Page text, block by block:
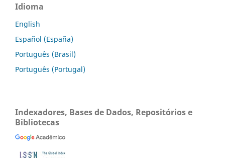
Idioma
English
Español (España)
Português (Brasil)
Português (Portugal)
Indexadores, Bases de Dados, Repositórios e
Bibliotecas